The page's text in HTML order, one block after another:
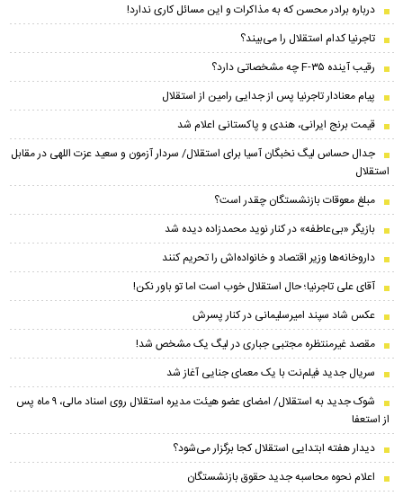
درباره برادر محسن که به مذاکرات و این مسائل کاری ندارد!
تاجرنیا کدام استقلال را می‌بیند؟
رقیب آینده F-۳۵ چه مشخصاتی دارد؟
پیام معنادار تاجرنیا پس از جدایی رامین از استقلال
قیمت برنج ایرانی، هندی و پاکستانی اعلام شد
جدال حساس لیگ نخبگان آسیا برای استقلال/ سردار آزمون و سعید عزت اللهی در مقابل
استقلال
مبلغ معوقات بازنشستگان چقدر است؟
بازیگر «بی‌عاطفه» در کنار نوید محمدزاده دیده شد
داروخانه‌ها وزیر اقتصاد و خانواده‌اش را تحریم کنند
آقای علی تاجرنیا؛ حال استقلال خوب است اما تو باور نکن!
عکس شاد سپند امیرسلیمانی در کنار پسرش
مقصد غیرمنتظره مجتبی جباری در لیگ یک مشخص شد!
سریال جدید فیلم‌نت با یک معمای جنایی آغاز شد
شوک جدید به استقلال/ امضای عضو هیئت مدیره استقلال روی اسناد مالی، ۹ ماه پس
از استعفا
دیدار هفته ابتدایی استقلال کجا برگزار می‌شود؟
اعلام نحوه محاسبه جدید حقوق بازنشستگان